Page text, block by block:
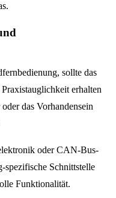
sollte das
erhalten
das Vorhandensein
oder CAN-Bus-
spezifische Schnittstelle
Funktionalität.